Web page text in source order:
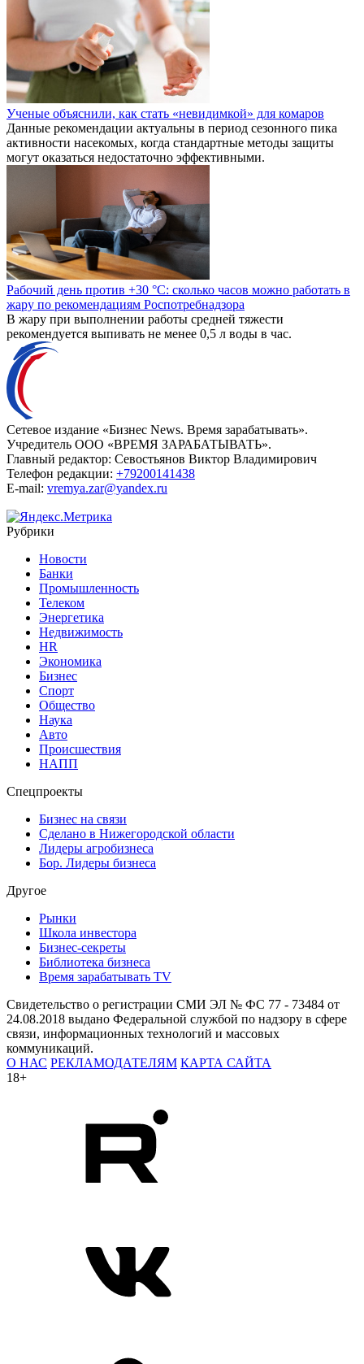
Ученые объяснили, как стать «невидимкой» для комаров
Данные рекомендации актуальны в период сезонного пика
активности насекомых, когда стандартные методы защиты
могут оказаться недостаточно эффективными.
Рабочий день против +30 °C: сколько часов можно работать в
жару по рекомендациям Роспотребнадзора
В жару при выполнении работы средней тяжести
рекомендуется выпивать не менее 0,5 л воды в час.
Сетевое издание «Бизнес News. Время зарабатывать».
Учредитель ООО «ВРЕМЯ ЗАРАБАТЫВАТЬ».
Главный редактор: Севостьянов Виктор Владимирович
Телефон редакции: +79200141438
E-mail: vremya.zar@yandex.ru
Рубрики
Новости
Банки
Промышленность
Телеком
Энергетика
Недвижимость
HR
Экономика
Бизнес
Спорт
Общество
Наука
Авто
Происшествия
НАПП
Спецпроекты
Бизнес на связи
Сделано в Нижегородской области
Лидеры агробизнеса
Бор. Лидеры бизнеса
Другое
Рынки
Школа инвестора
Бизнес-секреты
Библиотека бизнеса
Время зарабатывать TV
Свидетельство о регистрации СМИ ЭЛ № ФС 77 - 73484 от
24.08.2018 выдано Федеральной службой по надзору в сфере
связи, информационных технологий и массовых
коммуникаций.
О НАС РЕКЛАМОДАТЕЛЯМ КАРТА САЙТА
18+